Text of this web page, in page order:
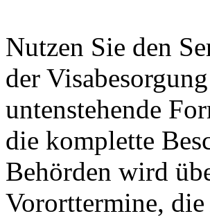
Nutzen Sie den
der
untenstehende
die komplette
Behörden wird
Vororttermine,